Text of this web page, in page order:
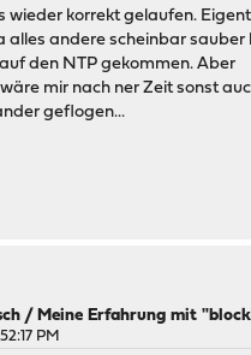
wieder korrekt gelaufen.
alles andere scheinbar sauber
den NTP gekommen. Aber
mir nach ner Zeit sonst
geflogen...
/Meine Erfahrung mit
PM